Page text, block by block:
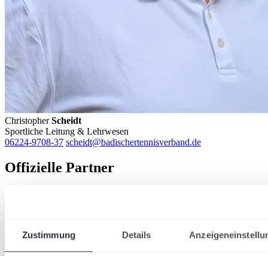
Zustimmung Details
ChristopherScheidt
Sportliche Leitung & Lehrwesen
06224-9708-37 scheidt@badischertennisverband.de
Offizielle Partner